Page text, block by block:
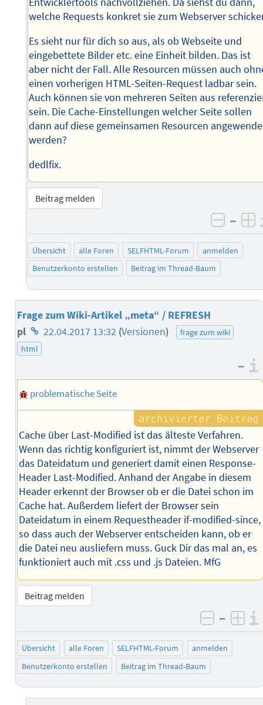
welche Requests konkret sie zum Webserver
Es sieht nur für dich so aus, als ob Webseite und
eingebettete Bilder etc. eine Einheit bilden. Das ist
aber nicht der Fall. Alle Resourcen müssen auch
einen vorherigen HTML-Seiten-Request ladbar sein.
Auch können sie von mehreren Seiten aus
sein. Die Cache-Einstellungen welcher Seite sollen
dann auf diese gemeinsamen Resourcen
werden?
dedlfix.
Beitrag melden
–
Übersicht alle Foren SELFHTML-Forum
anmelden
Benutzerkonto erstellen
Beitrag im Thread-Baum
Frage zum Wiki-Artikel „meta“ / REFRESH
pl Homepage
des
22.04.2017 13:32 (Versionen)
frage zum wiki
html
–
problematische Seite
Cache über Last-Modified ist das älteste Verfahren.
Wenn das richtig konfiguriert ist, nimmt der Webserver
das Dateidatum und generiert damit einen Response-
Header Last-Modified. Anhand der Angabe in diesem
Header erkennt der Browser ob er die Datei schon im
Cache hat. Außerdem liefert der Browser sein
Dateidatum in einem Requestheader if-modified-since,
so dass auch der Webserver entscheiden kann, ob er
die Datei neu ausliefern muss. Guck Dir das mal an, es
funktioniert auch mit .css und .js Dateien. MfG
Beitrag melden
negativ
–
Übersicht alle Foren SELFHTML-Forum
anmelden
Benutzerkonto erstellen
Beitrag im Thread-Baum